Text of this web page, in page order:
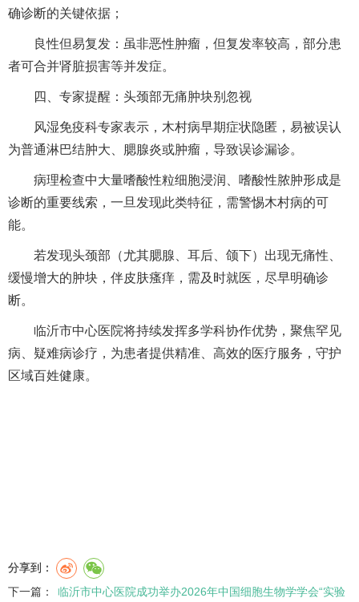
确诊断的关键依据；
良性但易复发：虽非恶性肿瘤，但复发率较高，部分患
者可合并肾脏损害等并发症。
四、专家提醒：头颈部无痛肿块别忽视
风湿免疫科专家表示，木村病早期症状隐匿，易被误认
为普通淋巴结肿大、腮腺炎或肿瘤，导致误诊漏诊。
病理检查中大量嗜酸性粒细胞浸润、嗜酸性脓肿形成是
诊断的重要线索，一旦发现此类特征，需警惕木村病的可
能。
若发现头颈部（尤其腮腺、耳后、颌下）出现无痛性、
缓慢增大的肿块，伴皮肤瘙痒，需及时就医，尽早明确诊
断。
临沂市中心医院将持续发挥多学科协作优势，聚焦罕见
病、疑难病诊疗，为患者提供精准、高效的医疗服务，守护
区域百姓健康。
分享到：
下一篇： 临沂市中心医院成功举办2026年中国细胞生物学学会“实验